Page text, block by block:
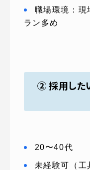
職場環境：現
ラン多め
② 採用した
20〜40代
未経験可（工